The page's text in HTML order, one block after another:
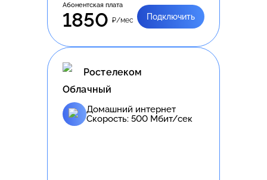
Абонентская плата
1850 ₽/мес Подключить
Ростелеком
Облачный
Домашний интернет
Скорость: 500 Мбит/сек